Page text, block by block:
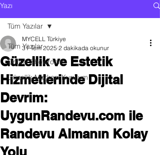
Yazı
Tüm Yazılar
Online Showroom
Güzellik Merkezi Kurulum
Tüm Yazılar
Güzellik ve Estetik
Hizmetlerinde Dijital
Devrim:
UygunRandevu.com ile
Randevu Almanın Kolay
Yolu
MYCELL Türkiye
31 Tem 2025 2 dakikada okunur